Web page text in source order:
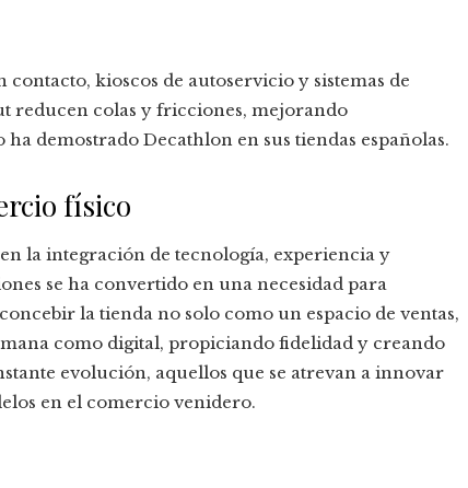
kioscos de autoservicio y sistemas de
reducen colas y fricciones, mejorando
demostrado Decathlon en sus tiendas españolas.
físico
la integración de tecnología, experiencia y
se ha convertido en una necesidad para
la tienda no solo como un espacio de ventas,
como digital, propiciando fidelidad y creando
evolución, aquellos que se atrevan a innovar
en el comercio venidero.